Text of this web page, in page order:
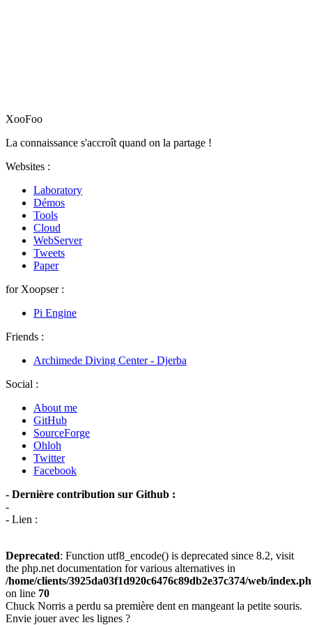
XooFoo
La connaissance s'accroît quand on la partage !
Websites :
Laboratory
Démos
Tools
Cloud
WebServer
Tweets
Paper
for Xoopser :
Pi Engine
Friends :
Archimede Diving Center - Djerba
Social :
About me
GitHub
SourceForge
Ohloh
Twitter
Facebook
- Dernière contribution sur Github :
-
- Lien :
Deprecated: Function utf8_encode() is deprecated since 8.2, visit
the php.net documentation for various alternatives in
/home/clients/3925da03f1d920c6476c89db2e37c374/web/
on line 70
Chuck Norris a perdu sa première dent en mangeant la petite souris.
Envie jouer avec les lignes ?